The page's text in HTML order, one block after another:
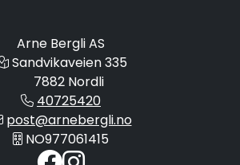
Arne Bergli AS
Sandvikaveien 335
7882 Nordli
40725420
post@arnebergli.no
NO977061415